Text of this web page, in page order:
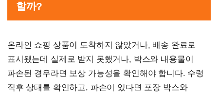
할까?
온라인 쇼핑 상품이 도착하지 않았거나, 배송 완료로
표시됐는데 실제로 받지 못했거나, 박스와 내용물이
파손된 경우라면 보상 가능성을 확인해야 합니다. 수령
직후 상태를 확인하고, 파손이 있다면 포장 박스와